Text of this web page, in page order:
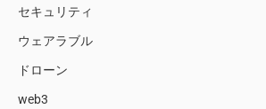
セキュリティ
ウェアラブル
ドローン
web3